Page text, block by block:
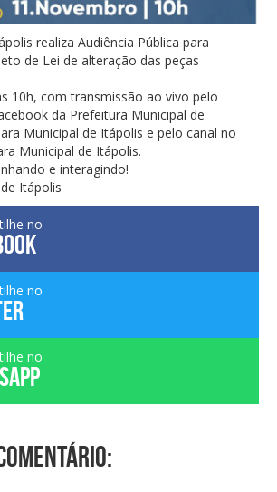
realiza Audiência Pública para
de Lei de alteração das peças
10h, com transmissão ao vivo pelo
da Prefeitura Municipal de
Municipal de Itápolis e pelo canal no
Municipal de Itápolis.
e interagindo!
Itápolis
no
no
no